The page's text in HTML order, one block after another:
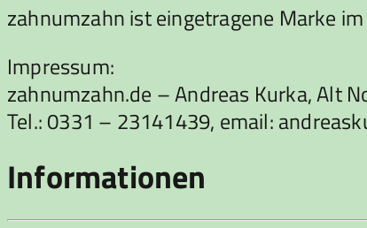
zahnumzahn ist eingetragene Marke
Impressum:
zahnumzahn.de – Andreas Kurka, Alt
Tel.: 0331 – 23141439, email:
Informationen